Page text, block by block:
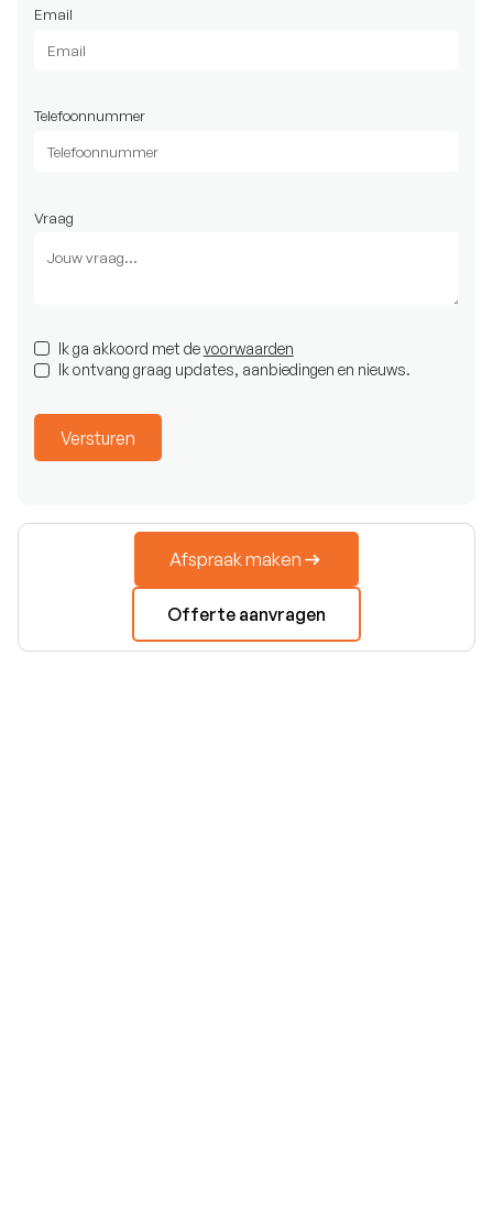
Email
Telefoonnummer
Vraag
Ik ga akkoord met devoorwaarden
Ik ontvang graag updates, aanbiedingen en nieuws.
Afspraak maken
Offerte aanvragen